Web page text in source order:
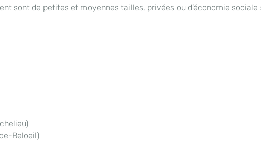
sont de petites et moyennes tailles, privées ou d’économie sociale :
Beloeil)